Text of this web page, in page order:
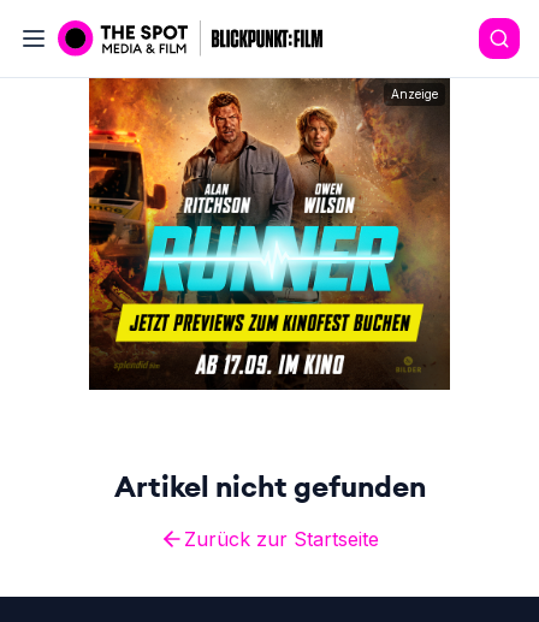
Anzeige
Artikel nicht gefunden
Zurück zur Startseite